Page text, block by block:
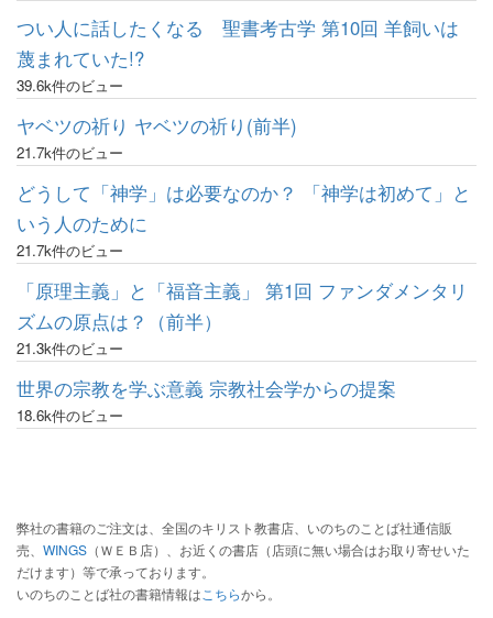
つい人に話したくなる 聖書考古学 第10回 羊飼いは
蔑まれていた!?
39.6k件のビュー
ヤベツの祈り ヤベツの祈り(前半)
21.7k件のビュー
どうして「神学」は必要なのか？ 「神学は初めて」と
いう人のために
21.7k件のビュー
「原理主義」と「福音主義」 第1回 ファンダメンタリ
ズムの原点は？（前半）
21.3k件のビュー
世界の宗教を学ぶ意義 宗教社会学からの提案
18.6k件のビュー
弊社の書籍のご注文は、全国のキリスト教書店、いのちのことば社通信販
売、 WINGS （ＷＥＢ店）、お近くの書店（店頭に無い場合はお取り寄せいた
だけます）等で承っております。
いのちのことば社の書籍情報はこちらから。